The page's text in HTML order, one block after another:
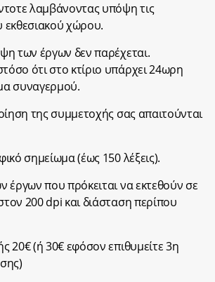
λαμβάνοντας υπόψη τις
εκθεσιακού χώρου.
των έργων δεν παρέχεται.
ότι στο κτίριο υπάρχει 24ωρη
συναγερμού.
της συμμετοχής σας απαιτούνται
σημείωμα (έως 150 λέξεις).
έργων που πρόκειται να εκτεθούν σε
200 dpi και διάσταση περίπου
20€ (ή 30€ εφόσον επιθυμείτε 3η